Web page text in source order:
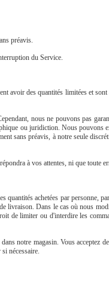
préavis.
du Service.
des quantités limitées et
nous ne pouvons pas
ou juridiction. Nous
sans préavis, à notre seule
à vos attentes, ni que toute
achetées par personne,
livraison. Dans le cas où nous
limiter ou d'interdire les
notre magasin. Vous acceptez
nécessaire.